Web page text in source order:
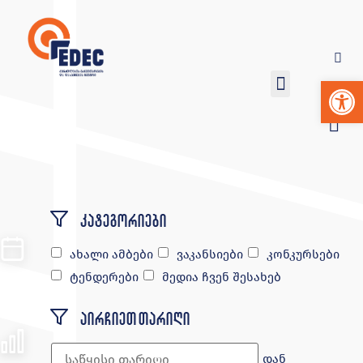
კატეგორიები
ახალი ამბები ვაკანსიები
კონკურსები
ტენდერები
მედია ჩვენ შესახებ
აირჩიეთ თარიღი
დან